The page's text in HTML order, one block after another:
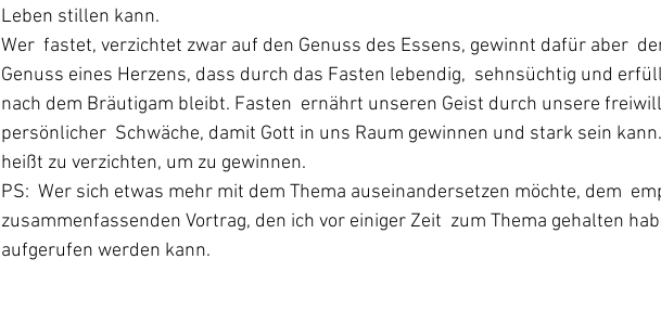
Leben stillen kann.
Wer  fastet, verzichtet zwar auf den Genuss des Essens, gewinnt dafür aber
Genuss eines Herzens, dass durch das Fasten lebendig,  sehnsüchtig und
nach dem Bräutigam bleibt. Fasten  ernährt unseren Geist durch unsere
persönlicher  Schwäche, damit Gott in uns Raum gewinnen und stark sein
heißt zu verzichten, um zu gewinnen.
PS:  Wer sich etwas mehr mit dem Thema auseinandersetzen möchte, dem
zusammenfassenden Vortrag, den ich vor einiger Zeit  zum Thema gehalten
aufgerufen werden kann.